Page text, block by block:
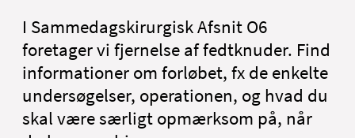
I Sammedagskirurgisk Afsnit O6
foretager vi fjernelse af fedtknuder. Find
informationer om forløbet, fx de enkelte
undersøgelser, operationen, og hvad du
skal være særligt opmærksom på, når